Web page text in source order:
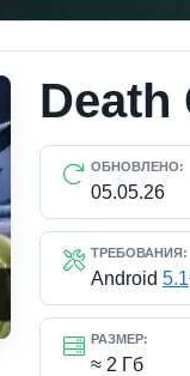
Death
ОБНОВЛЕНО:
05.05.26
ТРЕБОВАНИЯ:
Android 5.1
РАЗМЕР:
≈ 2 Гб